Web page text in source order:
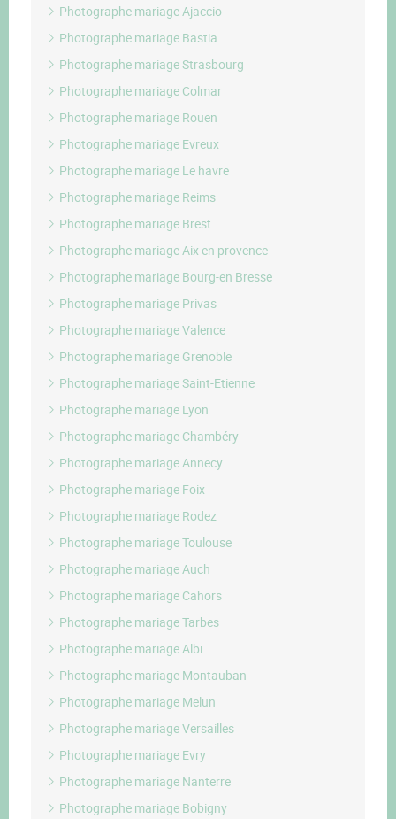
Photographe mariage Ajaccio
Photographe mariage Bastia
Photographe mariage Strasbourg
Photographe mariage Colmar
Photographe mariage Rouen
Photographe mariage Evreux
Photographe mariage Le havre
Photographe mariage Reims
Photographe mariage Brest
Photographe mariage Aix en provence
Photographe mariage Bourg-en Bresse
Photographe mariage Privas
Photographe mariage Valence
Photographe mariage Grenoble
Photographe mariage Saint-Etienne
Photographe mariage Lyon
Photographe mariage Chambéry
Photographe mariage Annecy
Photographe mariage Foix
Photographe mariage Rodez
Photographe mariage Toulouse
Photographe mariage Auch
Photographe mariage Cahors
Photographe mariage Tarbes
Photographe mariage Albi
Photographe mariage Montauban
Photographe mariage Melun
Photographe mariage Versailles
Photographe mariage Evry
Photographe mariage Nanterre
Photographe mariage Bobigny